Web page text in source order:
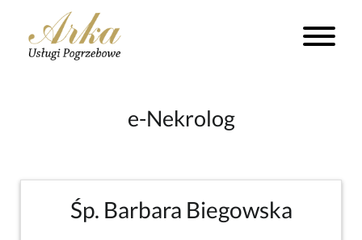
e-Nekrolog
Śp. Barbara Biegowska